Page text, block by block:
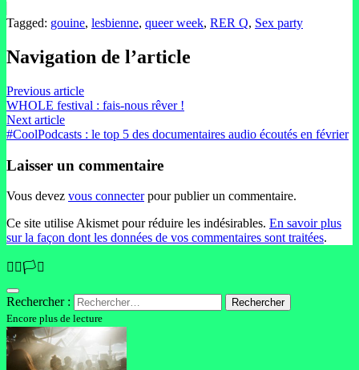
Tagged: gouine, lesbienne, queer week, RER Q, Sex party
Navigation de l’article
Previous article
WHOLE festival : fais-nous rêver !
Next article
#CoolPodcasts : le top 5 des documentaires audio écoutés en février
Laisser un commentaire
Vous devez vous connecterpour publier un commentaire.
Ce site utilise Akismet pour réduire les indésirables. En savoir plus
sur la façon dont les données de vos commentaires sont traitées.
🏳️‍🌈🏳️‍⚧️
Rechercher :
Encore plus de lecture